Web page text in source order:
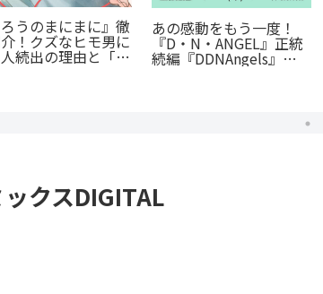
ろうのまにまに』徹
！クズなヒモ男に
続出の理由と「ま
に」の意味とは？
あの感動をもう一度！
『D・N・ANGEL』正統
続編『DDNAngels』の
魅力と謎に迫る完全ガイ
クスDIGITAL